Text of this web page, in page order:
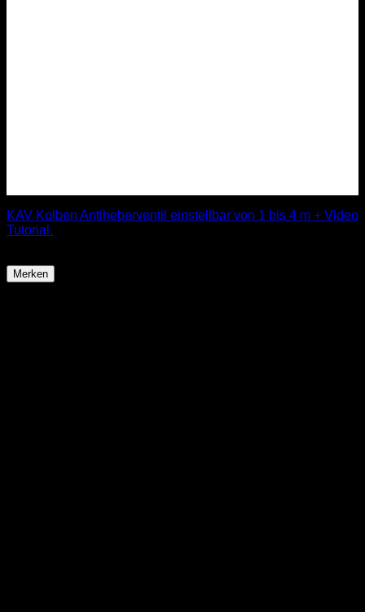
KAV Kolben Antiheberventil einstellbar von 1 bis 4 m + Video
Tutorial.
Merken